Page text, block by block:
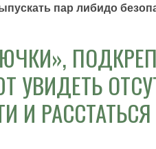
пар либидо
УВИДЕТЬ
И